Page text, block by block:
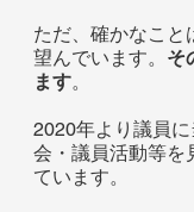
ただ、確かなこと
望んでいます。 そ
ます。
2020年より議員
会・議員活動等を
ています。